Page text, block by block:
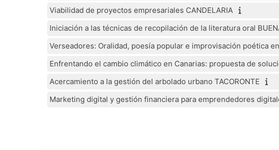
Viabilidad de proyectos empresariales CANDELARIA
Iniciación a las técnicas de recopilación de la literatura oral
Verseadores: Oralidad, poesía popular e improvisación poética
Enfrentando el cambio climático en Canarias: propuesta de
Acercamiento a la gestión del arbolado urbano TACORONTE
Marketing digital y gestión financiera para emprendedores